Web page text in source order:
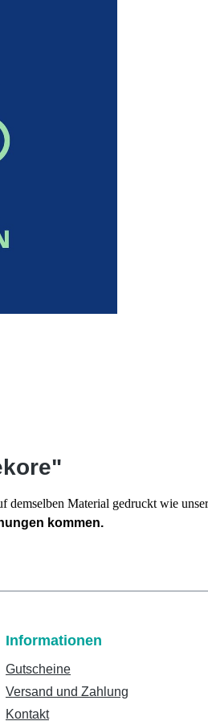
Material gedruckt wie
kommen.
Informationen
Gutscheine
Versand und Zahlung
Kontakt